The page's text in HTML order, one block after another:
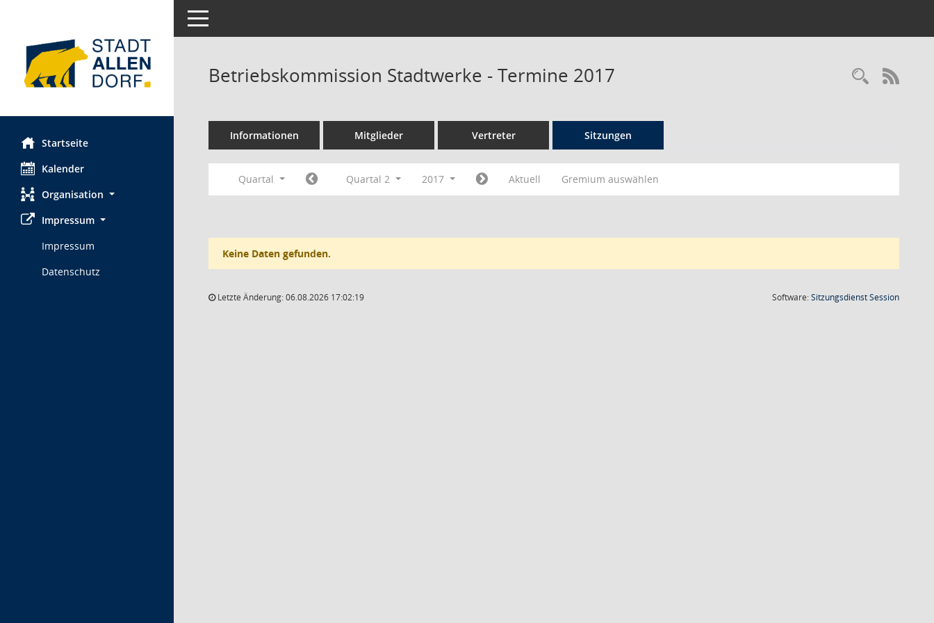
Startseite
Kalender
Organisation
Impressum
Impressum
Datenschutz
Toggle navigation
Betriebskommission Stadtwerke - Termine 2017
Informationen Mitglieder Vertreter Sitzungen
Quartal Quartal 2 2017 Aktuell Gremium auswählen
Keine Daten gefunden.
Letzte Änderung: 06.08.2026 17:02:19 Software:SitzungsdienstSession(Wird in